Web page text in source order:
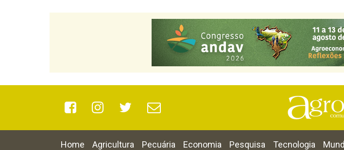
Home Agricultura Pecuária Economia Pesquisa Tecnologia